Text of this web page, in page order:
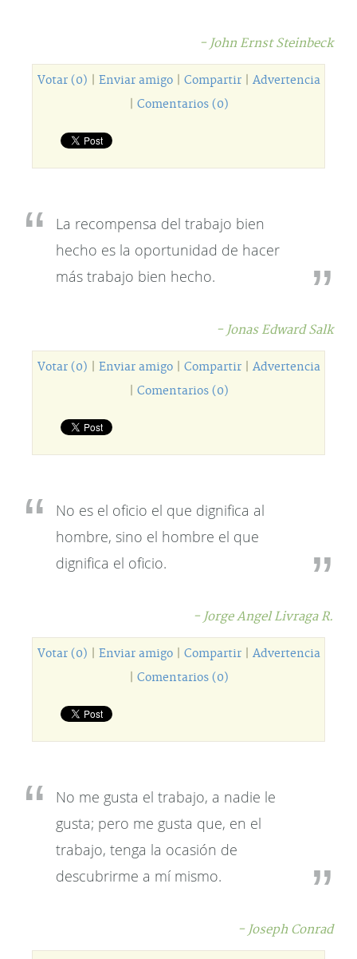
- John Ernst Steinbeck
Votar (0) Enviar amigo| Compartir| Advertencia
Comentarios (0)
La recompensa del trabajo bien
hecho es la oportunidad de hacer
más trabajo bien hecho.
- Jonas Edward Salk
Votar (0) Enviar amigo| Compartir| Advertencia
Comentarios (0)
No es el oficio el que dignifica al
hombre, sino el hombre el que
dignifica el oficio.
- Jorge Angel Livraga R.
Votar (0) Enviar amigo| Compartir| Advertencia
Comentarios (0)
No me gusta el trabajo, a nadie le
gusta; pero me gusta que, en el
trabajo, tenga la ocasión de
descubrirme a mí mismo.
- Joseph Conrad